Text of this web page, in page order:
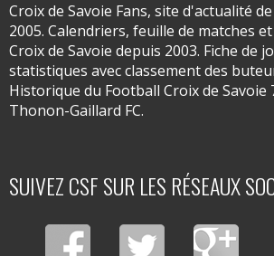
Croix de Savoie Fans, site d'actualité
2005. Calendriers, feuille de matches
Croix de Savoie depuis 2003. Fiche de
statistiques avec classement des
Historique du Football Croix de Savoie
Thonon-Gaillard FC.
SUIVEZ CSF SUR LES RÉSEAUX